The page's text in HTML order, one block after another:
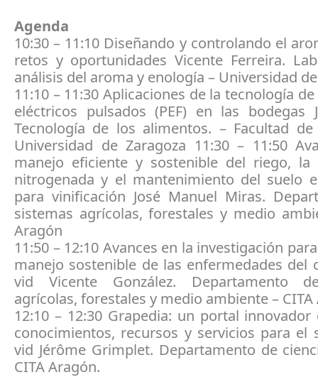
Agenda
10:30 – 11:10 Diseñando y controlando el
retos y oportunidades Vicente Ferreira.
análisis del aroma y enología – Universidad
11:10 – 11:30 Aplicaciones de la tecnología
eléctricos pulsados (PEF) en las bodegas
Tecnología de los alimentos. – Facultad de
Universidad de Zaragoza 11:30 – 11:50
manejo eficiente y sostenible del riego, la
nitrogenada y el mantenimiento del suelo
para vinificación José Manuel Miras.
sistemas agrícolas, forestales y medio
Aragón
11:50 – 12:10 Avances en la investigación
manejo sostenible de las enfermedades del
vid Vicente González. Departamento
agrícolas, forestales y medio ambiente –
12:10 – 12:30 Grapedia: un portal
conocimientos, recursos y servicios para el
vid Jérôme Grimplet. Departamento de
CITA Aragón.